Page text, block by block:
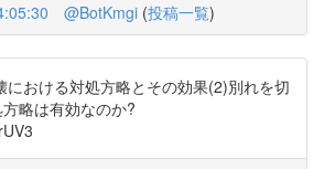
@BotKmgi (投稿一覧)
における対処方略とその効果(2)別れを切
略は有効なのか?